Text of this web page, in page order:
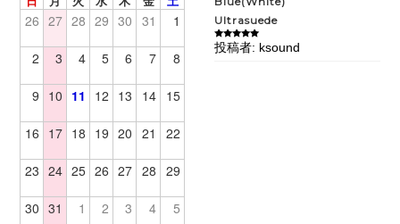
26 27 28 29 30 31 1
2 3 4 5 6 7 8
9 10 11 12 13 14 15
16 17 18 19 20 21 22
23 24 25 26 27 28 29
30 31 1 2 3 4 5
Ultrasuede
5段階中5の
評価
投稿者: ksound